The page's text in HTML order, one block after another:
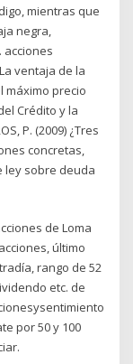
mientras que
negra,
ventaja de la
máximo precio
Crédito y la
P. (2009) ¿Tres
concretas,
ley sobre deuda
de Loma
último
rango de 52
etc. de
por 50 y 100